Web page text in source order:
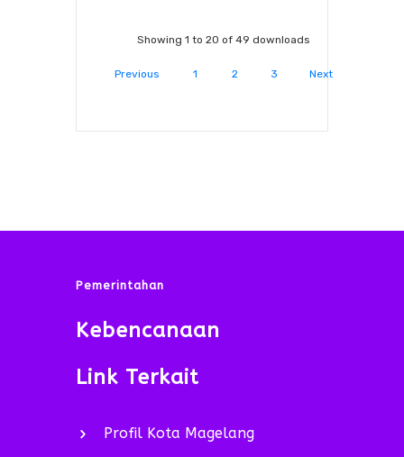
Showing 1 to 20 of 49 downloads
Previous 1 2 3 Next
Pemerintahan
Kebencanaan
Link Terkait
Profil Kota Magelang